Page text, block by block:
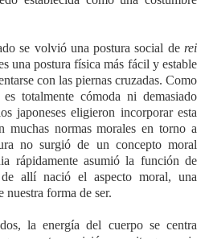
se volvió una postura social de rei
una postura física más fácil y estable
con las piernas cruzadas. Como
totalmente cómoda ni demasiado
japoneses eligieron incorporar esta
muchas normas morales en torno a
no surgió de un concepto moral
rápidamente asumió la función de
allí nació el aspecto moral, una
nuestra forma de ser.
la energía del cuerpo se centra